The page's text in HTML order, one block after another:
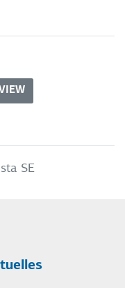
SE